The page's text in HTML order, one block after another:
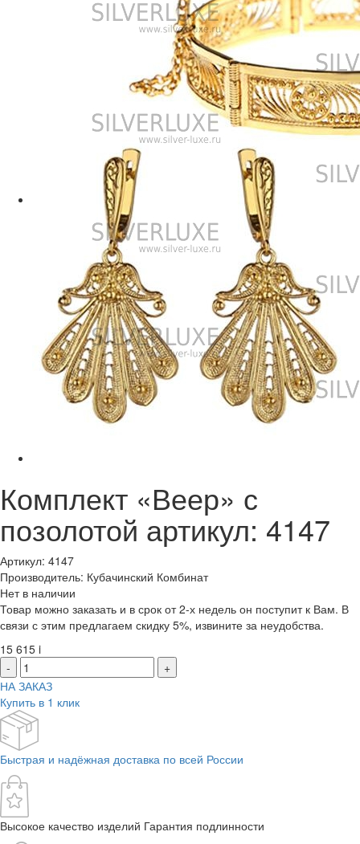
Комплект «Веер» с
позолотой артикул: 4147
Артикул: 4147
Производитель: Кубачинский Комбинат
Нет в наличии
Товар можно заказать и в срок от 2-х недель он поступит к Вам. В
связи с этим предлагаем скидку 5%, извините за неудобства.
15 615 i
-
+
НА ЗАКАЗ
Купить в 1 клик
Быстрая и надёжная доставка по всей России
Высокое качество изделий Гарантия подлинности